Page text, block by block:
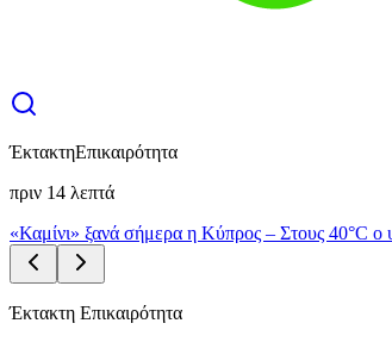
ΈκτακτηΕπικαιρότητα
πριν 14 λεπτά
«Καμίνι» ξανά σήμερα η Κύπρος – Στους 40°C ο
Έκτακτη Επικαιρότητα